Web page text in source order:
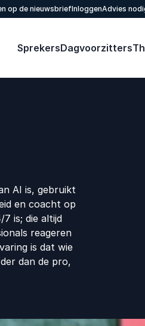
op de nieuwsbriefInloggenAdvies
SprekersDagvoorzitters
AI is, gebruikt
en coacht op
is; die altijd
reageren
is dat wie
dan de pro,